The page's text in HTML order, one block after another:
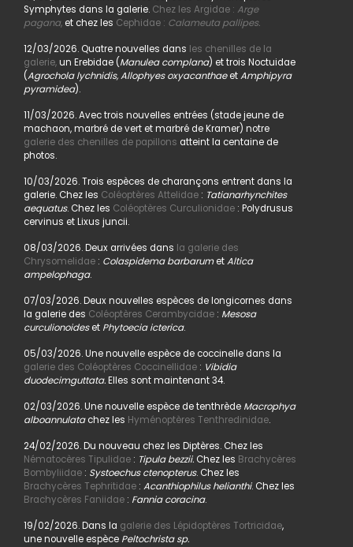
Symphytes dans la galerie. Chez les Argidae : Arge
pagana,et chez les Cephidae : Calameuta pallipes.
12/03/2026. Quatre nouvelles dans les chenilles de la
galerie,un Erebidae (Manulea complana) et trois Noctuidae
(Agrochola lychnidis, Allophyes oxyacanthaeetAmphipyra
pyramidea).
11/03/2026. Avec trois nouvelles entrées (stade jeune de
machaon, marbré de vert et marbré de Kramer) notre
galerie des chenilles de papillons atteint la centaine de
photos.
10/03/2026. Trois espèces de charançons entrent dans la
galerie. Chez les Coléoptères Attelidae: Tatianarhynchites
aequatus. Chez les Coléoptères Curculionidae: Polydrusus
cervinus et Lixus juncii.
08/03/2026. Deux arrivées dans la galerie des
Chrysomelidae: Colaspidema barbarumetAltica
ampelophaga.
07/03/2026. Deux nouvelles espèces de longicornes dans
la galerie des Coléoptères Cerambycidae: Mesosa
curculionoideset Phytoecia icterica.
05/03/2026. Une nouvelle espèce de coccinelle dans la
galerie des Coléoptères Coccinellidae: Vibidia
duodecimguttata.Elles sont maintenant 34.
02/03/2026. Une nouvelle espèce de tenthrède Macrophya
alboannulatachez les Hyménoptères Tenthredinidae.
24/02/2026. Du nouveau chez les Diptères. Chez les
Nématocères Tipulidae: Tipula bezzii. Chez les Brachycères
Bombyliidae: Systoechus ctenopterus. Chez les
Brachycères Tephritidae: Acanthiophilus helianthi. Chez les
Brachycères Faniidae: Fannia coracina.
19/02/2026. Dans la galerie des Lépidoptères Tortricidae,
une nouvelle espèce Peltochrista sp.